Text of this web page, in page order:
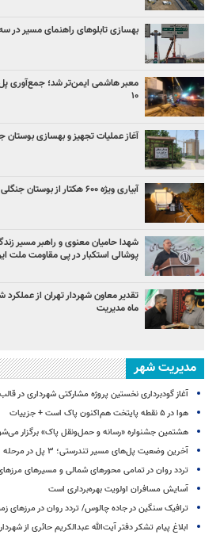
بهسازی تابلوهای راهنمای مسیر در
معبر هاشمی ایمن‌تر شد؛ جمع‌آوری
۱۰
آغاز عملیات تجهیز و بهسازی
آبیاری ویژه ۶۰۰ هکتار از بوستان جنگلی سرخه‌حصار
شهدا حامیان معنوی و راهبر مسیر
پوشالی استکبار در پی مقاومت ملت
ماه مدیریت
مدیریت شهر
آغاز گودبرداری نخستین پروژه مشارکتی شهرداری در
هوا در ۵ نقطه پایتخت هم‌اکنون پاک است + جزییات
هشتمین جشنواره «رسانه و حمل‌ونقل پاک» برگزار
آخرین وضعیت پل‌های مسیر تندرستی؛ ۳ پل در مرحله اجرا و اتمام مطالعات ۲ پل
تردد روان در تمامی محورهای شمالی و مسیرهای
آسایش مسافران اولویت بهره‌برداری است
ترافیک سنگین در جاده چالوس/ تردد روان در مرزهای
ابلاغ پیام تشکر دفتر آیت‌الله عبدالکریم حائری از